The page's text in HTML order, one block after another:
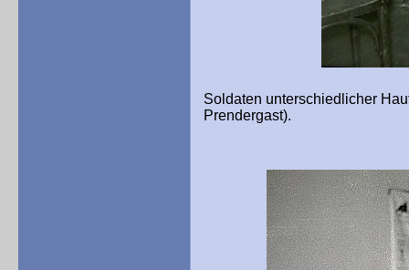
Soldaten unterschiedlicher
Prendergast).